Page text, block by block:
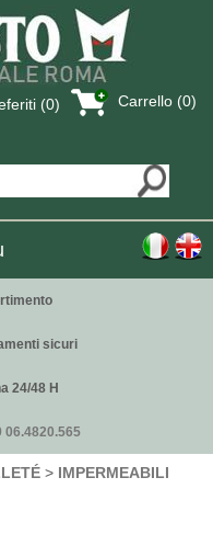
Carrello (0)
(0)
sicuri
24/48 H
06.4820.565
> IMPERMEABILI